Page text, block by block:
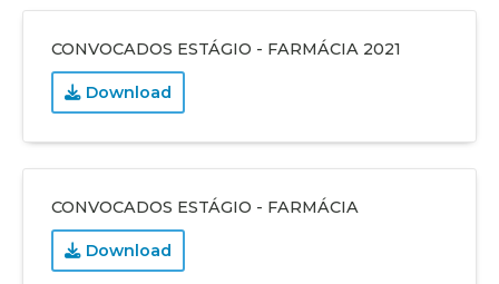
CONVOCADOS ESTÁGIO - FARMÁCIA 2021
Download
CONVOCADOS ESTÁGIO - FARMÁCIA
Download